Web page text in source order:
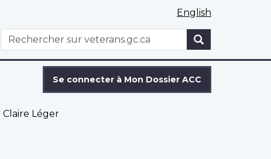
English
WxT
Search
Rechercher
Se connecter à Mon Dossier ACC
Claire Léger